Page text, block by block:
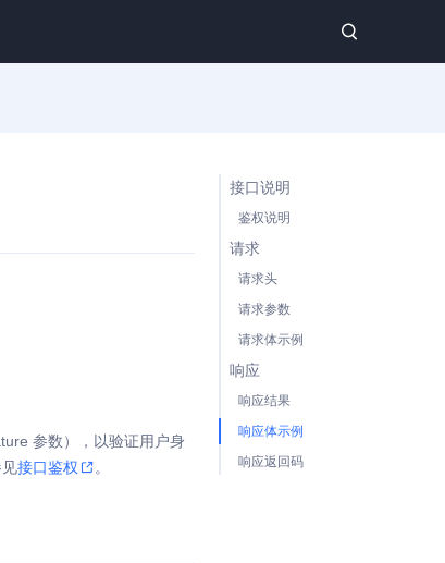
接口说明
鉴权说明
请求
请求头
请求参数
请求体示例
响应
响应结果
响应体示例
响应返回码
参数），以验证用户身
接口鉴权 。